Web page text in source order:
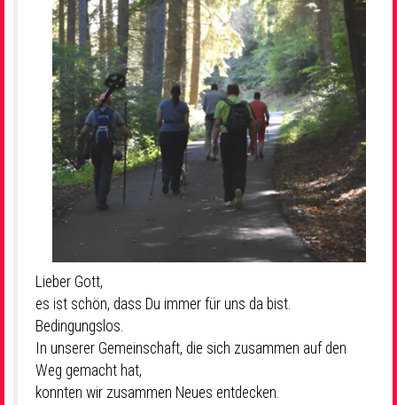
Lieber Gott,
es ist schön, dass Du immer für uns da bist.
Bedingungslos.
In unserer Gemeinschaft, die sich zusammen auf den
Weg gemacht hat,
konnten wir zusammen Neues entdecken.